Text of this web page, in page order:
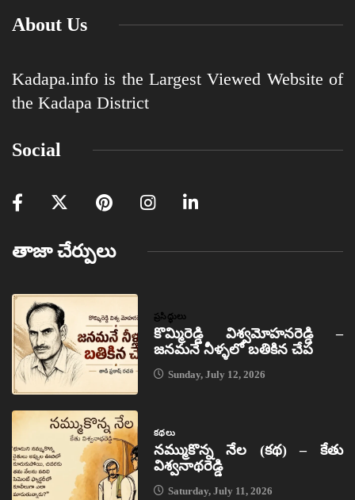
About Us
Kadapa.info is the Largest Viewed Website of
the Kadapa District
Social
తాజా చేర్పులు
ప్రసిద్ధులు
కొమ్మిరెడ్డి విశ్వమోహనరెడ్డి –
జనమనే నీళ్ళలో బతికిన చేప
Sunday, July 12, 2026
కథలు
నమ్ముకొన్న నేల (కథ) – కేతు
విశ్వనాథరెడ్డి
Saturday, July 11, 2026